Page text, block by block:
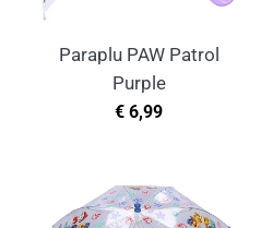
Paraplu PAW Patrol
Purple
Normale
€ 6,99